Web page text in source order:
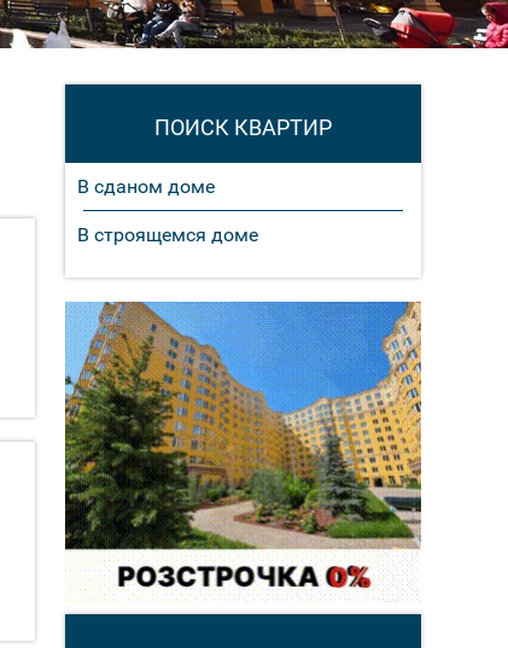
ПОИСК КВАРТИР
В сданом доме
В строящемся доме